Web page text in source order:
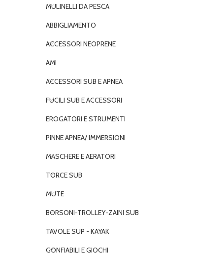
MULINELLI DA PESCA
ABBIGLIAMENTO
ACCESSORI NEOPRENE
AMI
ACCESSORI SUB E APNEA
FUCILI SUB E ACCESSORI
EROGATORI E STRUMENTI
PINNE APNEA/ IMMERSIONI
MASCHERE E AERATORI
TORCE SUB
MUTE
BORSONI-TROLLEY-ZAINI SUB
TAVOLE SUP - KAYAK
GONFIABILI E GIOCHI